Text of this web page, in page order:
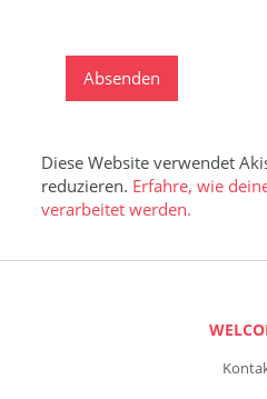
Diese Website verwendet
reduzieren. Erfahre, wie
verarbeitet werden.